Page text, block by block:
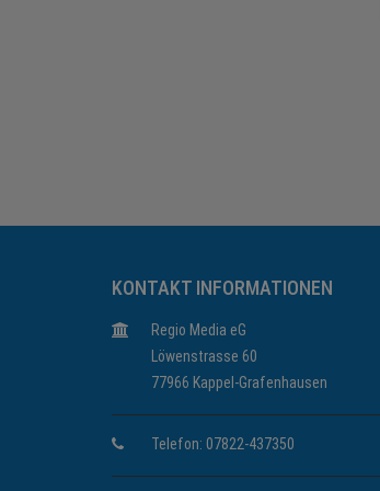
KONTAKT INFORMATIONEN
Regio Media eG
Löwenstrasse 60
77966 Kappel-Grafenhausen
Telefon: 07822-437350